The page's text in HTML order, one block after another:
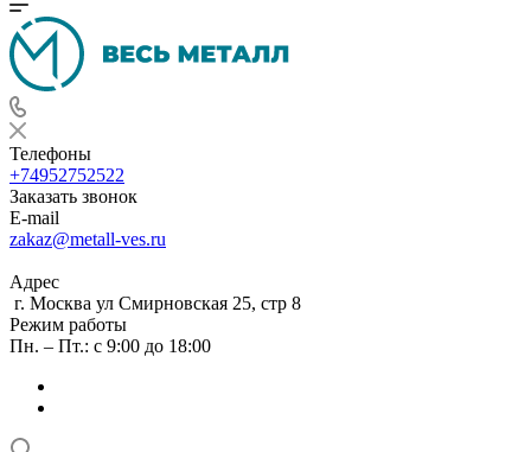
Телефоны
+74952752522
Заказать звонок
E-mail
zakaz@metall-ves.ru
Адрес
г. Москва ул Смирновская 25, стр 8
Режим работы
Пн. – Пт.: с 9:00 до 18:00